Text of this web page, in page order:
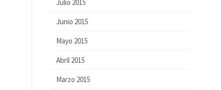
Julio 2015
Junio 2015
Mayo 2015
Abril 2015
Marzo 2015